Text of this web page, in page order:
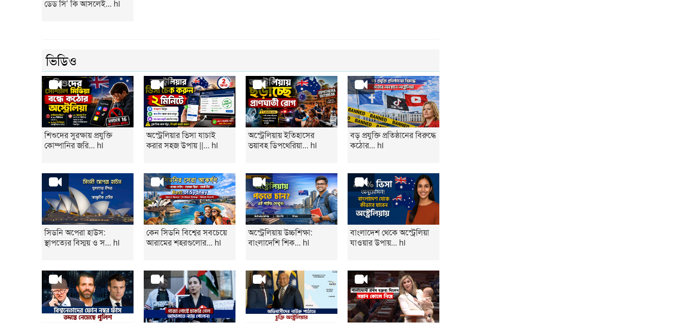
ডেড সি’ কি আসলেই... hi
ভিডিও
শিশুদের সুরক্ষায় প্রযুক্তি
কোম্পানির জরি... hi
অস্ট্রেলিয়ার ভিসা যাচাই
করার সহজ উপায় ||... hi
অস্ট্রেলিয়ায় ইতিহাসের
ভয়াবহ ডিপথেরিয়া... hi
বড় প্রযুক্তি প্রতিষ্ঠানের বিরুদ্ধে
কঠোর... hi
সিডনি অপেরা হাউস:
স্থাপত্যের বিস্ময় ও স... hi
কেন সিডনি বিশ্বের সবচেয়ে
আরামের শহরগুলোর... hi
অস্ট্রেলিয়ায় উচ্চশিক্ষা:
বাংলাদেশি শিক... hi
বাংলাদেশ থেকে অস্ট্রেলিয়া
যাওয়ার উপায়... hi